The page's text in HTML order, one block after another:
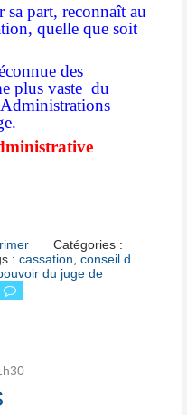
part, reconnaît au
quelle que soit
des
plus vaste du
Catégories :
:cassation ,conseil d
du juge de